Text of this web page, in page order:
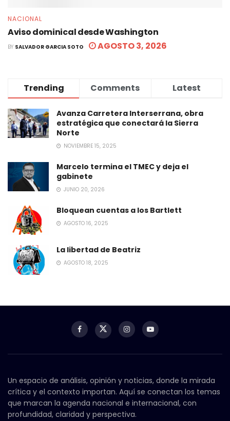
NACIONAL
Aviso dominical desde Washington
BY SALVADOR GARCIA SOTO AGOSTO 3, 2026
Trending Comments Latest
Avanza Carretera Interserrana, obra
estratégica que conectará la Sierra
Norte
NOVIEMBRE 15, 2025
Marcelo termina el TMEC y deja el
gabinete
JUNIO 20, 2026
Bloquean cuentas a los Bartlett
AGOSTO 16, 2025
La libertad de Beatriz
AGOSTO 18, 2025
Un espacio de análisis, opinión y noticias, donde la mirada
crítica y el contexto importan. Aquí se conectan los temas
que marcan la agenda nacional e internacional, con
profundidad, claridad y perspectiva.